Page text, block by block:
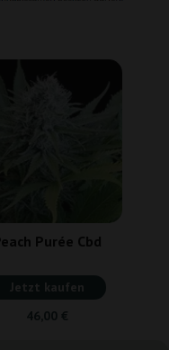
Purée Cbd
Jetzt kaufen
46,00 €